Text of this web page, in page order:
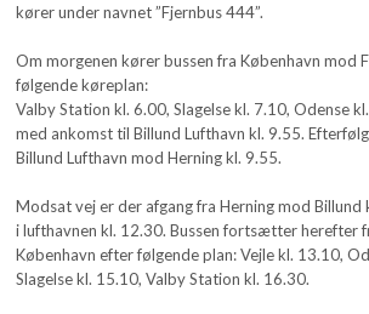
kører under navnet ”Fjernbus 444”.
Om morgenen kører bussen fra København mod
følgende køreplan:
Valby Station kl. 6.00, Slagelse kl. 7.10, Odense
med ankomst til Billund Lufthavn kl. 9.55.
Billund Lufthavn mod Herning kl. 9.55.
Modsat vej er der afgang fra Herning mod
i lufthavnen kl. 12.30. Bussen fortsætter herefter
København efter følgende plan: Vejle kl. 13.10,
Slagelse kl. 15.10, Valby Station kl. 16.30.